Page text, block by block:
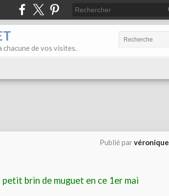
de vos visites.
Publié parvéronique
brin de muguet en ce 1er mai